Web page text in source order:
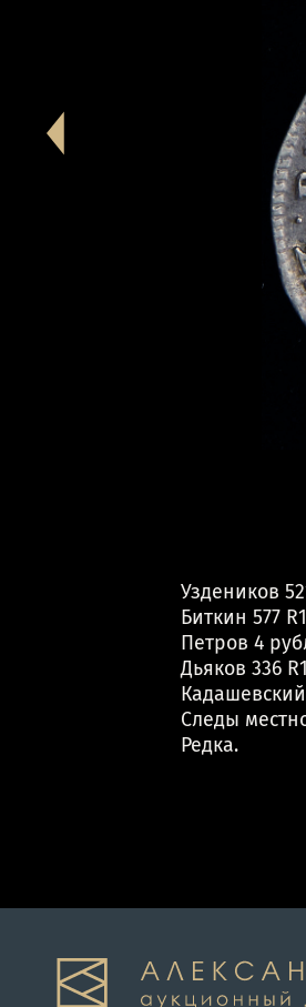
Уздеников
Биткин 577
Петров 4
Дьяков 336
Следы
Редка.